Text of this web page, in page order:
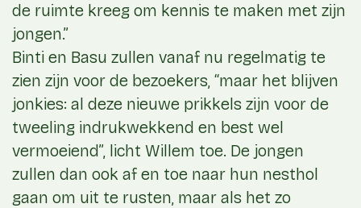
de ruimte kreeg om kennis te maken met zijn
jongen.”
Binti en Basu zullen vanaf nu regelmatig te
zien zijn voor de bezoekers, “maar het blijven
jonkies: al deze nieuwe prikkels zijn voor de
tweeling indrukwekkend en best wel
vermoeiend”, licht Willem toe. De jongen
zullen dan ook af en toe naar hun nesthol
gaan om uit te rusten, maar als het zo